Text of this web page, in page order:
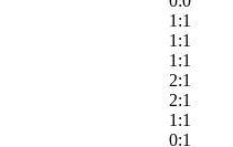
1:1
1:1
1:1
2:1
2:1
1:1
0:1